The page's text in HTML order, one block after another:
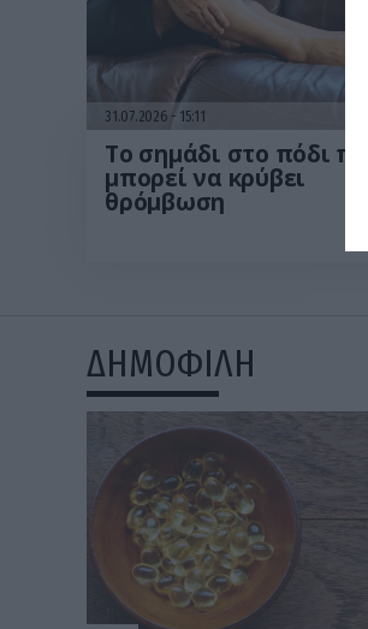
31.07.2026 15:11
Το σημάδι στο πόδι που
μπορεί να κρύβει
θρόμβωση
ΔΗΜΟΦΙΛΗ